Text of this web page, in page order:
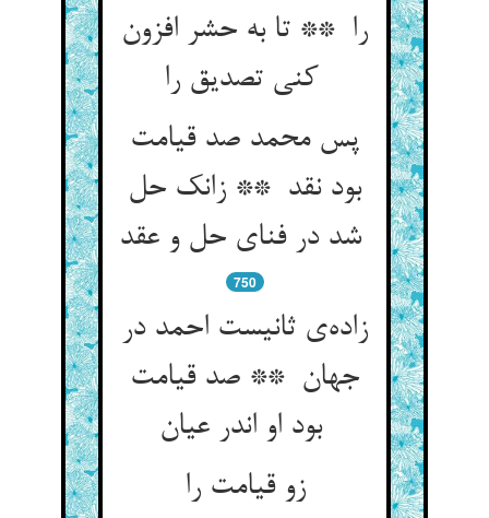
را ** تا به حشر افزون
کنی تصدیق را
پس محمد صد قیامت
بود نقد ** زانک حل
شد در فنای حل و عقد
750
زاده‌ی ثانیست احمد در
جهان ** صد قیامت
بود او اندر عیان
زو قیامت را